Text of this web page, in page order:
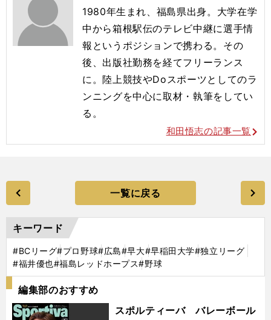
1980年生まれ、福島県出身。大学在学
中から箱根駅伝のテレビ中継に選手情
報というポジションで携わる。その
後、出版社勤務を経てフリーランス
に。陸上競技やDoスポーツとしてのラ
ンニングを中心に取材・執筆をしてい
る。
和田悟志の記事一覧
一覧に戻る
キーワード
#BCリーグ#プロ野球#広島#早大#早稲田大学#独立リーグ
#福井優也#福島レッドホープス#野球
編集部のおすすめ
スポルティーバ バレーボール